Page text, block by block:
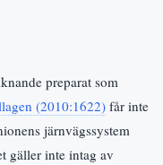
preparat som
(2010:1622) får inte
järnvägssystem
gäller inte intag av